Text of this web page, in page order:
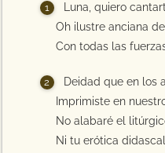
Luna, quiero
Oh ilustre anciana
Con todas las
Deidad que en los
Imprimiste en
No alabaré el
Ni tu erótica